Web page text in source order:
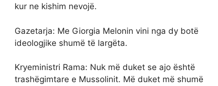
kur ne kishim nevojë.
Gazetarja: Me Giorgia Melonin vini nga dy botë
ideologjike shumë të largëta.
Kryeministri Rama: Nuk më duket se ajo është
trashëgimtare e Mussolinit. Më duket më shumë